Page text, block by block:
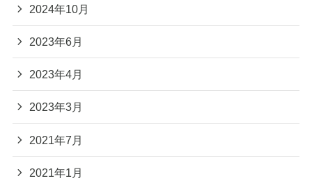
2024年10月
2023年6月
2023年4月
2023年3月
2021年7月
2021年1月